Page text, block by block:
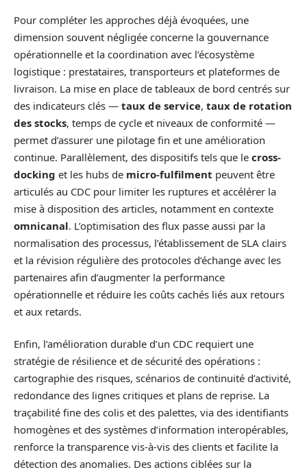
Pour compléter les approches déjà évoquées, une
dimension souvent négligée concerne la gouvernance
opérationnelle et la coordination avec l’écosystème
logistique : prestataires, transporteurs et plateformes de
livraison. La mise en place de tableaux de bord centrés sur
des indicateurs clés — taux de service, taux de rotation
des stocks, temps de cycle et niveaux de conformité —
permet d’assurer une pilotage fin et une amélioration
continue. Parallèlement, des dispositifs tels que le cross-
docking et les hubs de micro-fulfilment peuvent être
articulés au CDC pour limiter les ruptures et accélérer la
mise à disposition des articles, notamment en contexte
omnicanal. L’optimisation des flux passe aussi par la
normalisation des processus, l’établissement de SLA clairs
et la révision régulière des protocoles d’échange avec les
partenaires afin d’augmenter la performance
opérationnelle et réduire les coûts cachés liés aux retours
et aux retards.
Enfin, l’amélioration durable d’un CDC requiert une
stratégie de résilience et de sécurité des opérations :
cartographie des risques, scénarios de continuité d’activité,
redondance des lignes critiques et plans de reprise. La
traçabilité fine des colis et des palettes, via des identifiants
homogènes et des systèmes d’information interopérables,
renforce la transparence vis‑à‑vis des clients et facilite la
détection des anomalies. Des actions ciblées sur la